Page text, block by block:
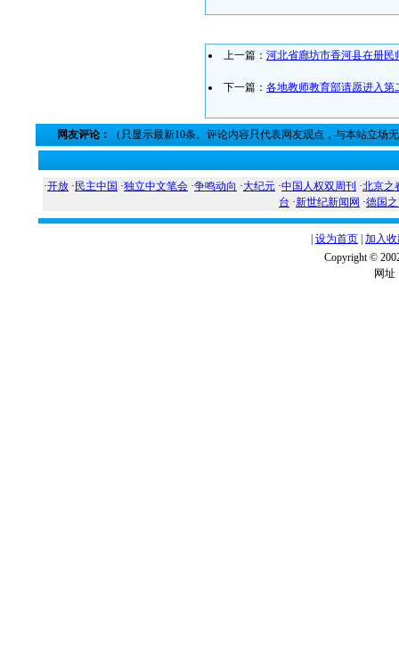
上一篇： 河北省廊坊市香河县在册民
下一篇： 各地教师教育部请愿进入第
网友评论： （只显示最新10条。评论内容只代表网友观点，与本站立场
·开放 · 民主中国 ·独立中文笔会 ·争鸣动向 ·大纪元 ·中国人权双周刊 ·北京之
台 ·新世纪新闻网 ·德国
设为首页 加入
Copyright ©
网址